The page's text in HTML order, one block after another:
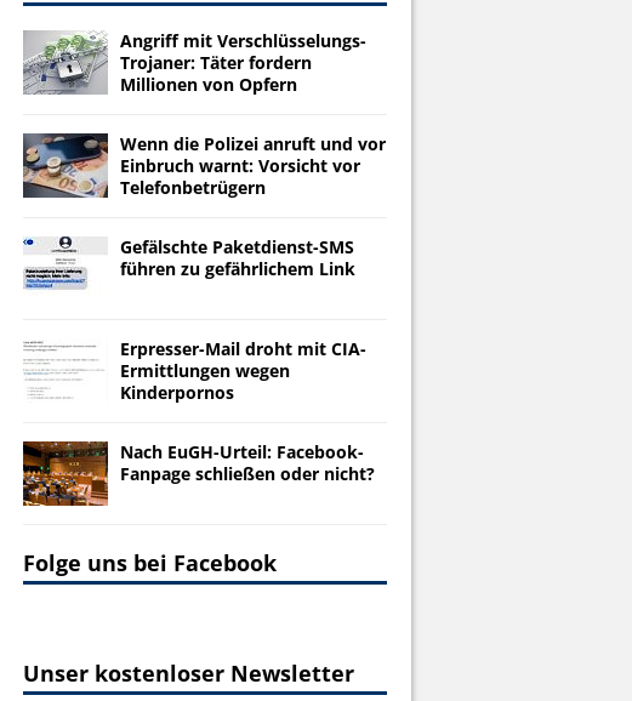
Angriff mit Verschlüsselungs-
Trojaner: Täter fordern
Millionen von Opfern
Wenn die Polizei anruft und vor
Einbruch warnt: Vorsicht vor
Telefonbetrügern
Gefälschte Paketdienst-SMS
führen zu gefährlichem Link
Erpresser-Mail droht mit CIA-
Ermittlungen wegen
Kinderpornos
Nach EuGH-Urteil: Facebook-
Fanpage schließen oder nicht?
Folge uns bei Facebook
Unser kostenloser Newsletter